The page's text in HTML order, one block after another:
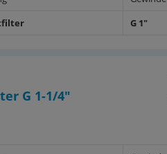
G 1"
G 1-1/4"